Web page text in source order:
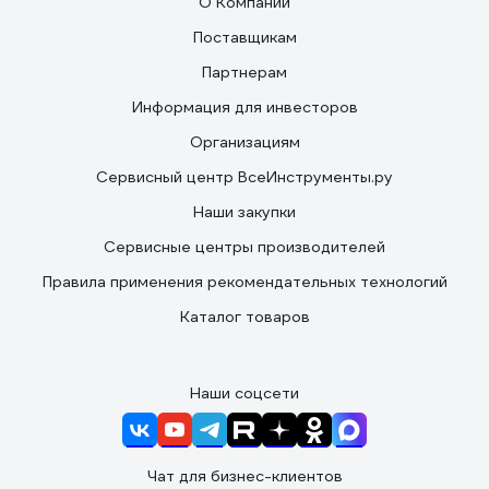
Поставщикам
Партнерам
Информация для инвесторов
Организациям
Сервисный центр ВсеИнструменты.ру
Наши закупки
Сервисные центры производителей
Правила применения рекомендательных технологий
Каталог товаров
Наши соцсети
Чат для бизнес-клиентов